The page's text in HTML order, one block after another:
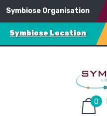
Symbiose Organisation
Symbiose Location
0